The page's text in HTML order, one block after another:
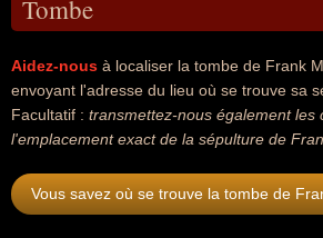
Tombe
Aidez-nous à localiser la tombe de Frank
envoyant l'adresse du lieu où se trouve sa
Facultatif : transmettez-nous également les
l'emplacement exact de la sépulture de
Vous savez où se trouve la tombe de